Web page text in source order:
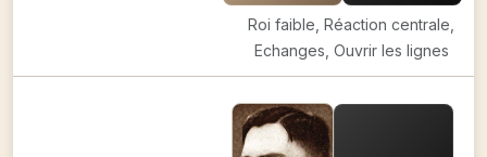
Roi faible, Réaction centrale,
Echanges, Ouvrir les lignes